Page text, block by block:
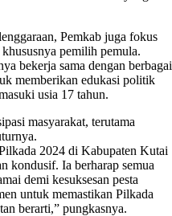
Pemkab juga fokus
pemilih pemula.
bekerja sama dengan berbagai
memberikan edukasi politik
usia 17 tahun.
masyarakat, terutama
2024 di Kabupaten Kutai
kondusif. Ia berharap semua
demi kesuksesan pesta
untuk memastikan Pilkada
berarti,” pungkasnya.